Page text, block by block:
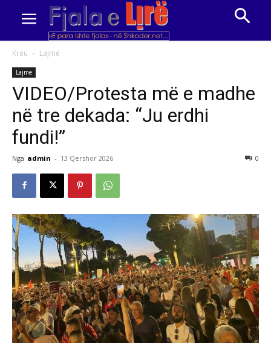
Kreu Lajme
Lajme
VIDEO/Protesta më e madhe
në tre dekada: “Ju erdhi
fundi!”
Nga admin - 13 Qershor 2026 0